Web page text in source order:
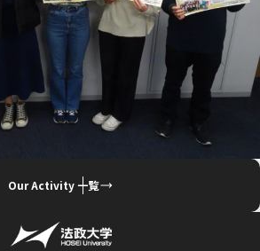
Our Activity 一覧